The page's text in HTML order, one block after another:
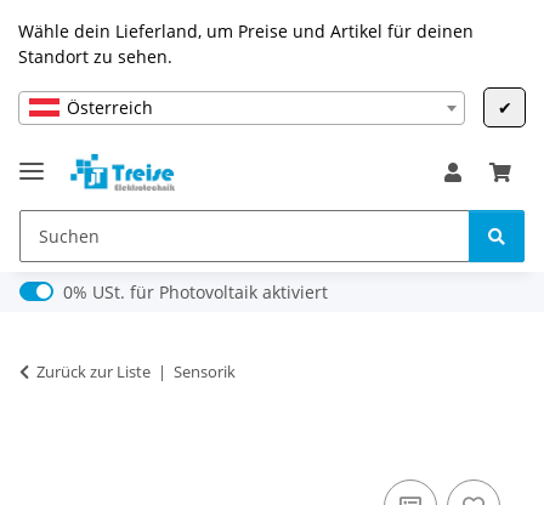
Wähle dein Lieferland, um Preise und Artikel für deinen
Standort zu sehen.
Österreich ✔
0% USt. für Photovoltaik (§ 12 Abs. 3 UStG)
0% USt. für Photovoltaik aktiviert
Zurück zur Liste Sensorik